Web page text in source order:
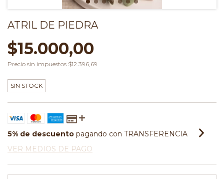
ATRIL DE PIEDRA
$15.000,00
Precio sin impuestos $12.396,69
SIN STOCK
5% de descuento pagando con TRANSFERENCIA
VER MEDIOS DE PAGO